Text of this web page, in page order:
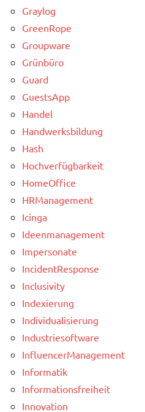
Graylog
GreenRope
Groupware
Grünbüro
Guard
GuestsApp
Handel
Handwerksbildung
Hash
Hochverfügbarkeit
HomeOffice
HRManagement
Icinga
Ideenmanagement
Impersonate
IncidentResponse
Inclusivity
Indexierung
Individualisierung
Industriesoftware
InfluencerManagement
Informatik
Informationsfreiheit
Innovation